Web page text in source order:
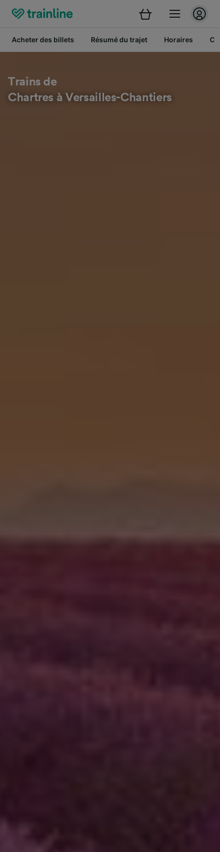
Acheter des billets Résumé du trajet Horaires
Trains de
Chartres à Versailles-Chantiers